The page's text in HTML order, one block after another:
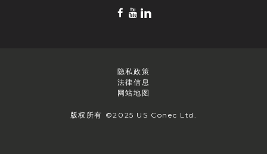
版权所有 ©2025 US Conec Ltd.
隐私政策
法律信息
网站地图